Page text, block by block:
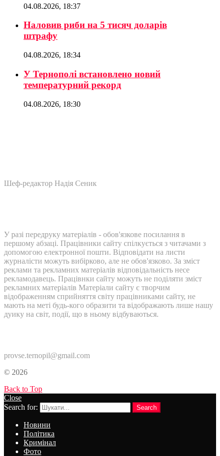
04.08.2026, 18:37
Наловив риби на 5 тисяч доларів
штрафу
04.08.2026, 18:34
У Тернополі встановлено новий
температурний рекорд
04.08.2026, 18:30
Шеф-редактор Надія Сеник
У разі передруку матеріалів - обов'язкове посилання в
першому абзаці. Працівники сайту спілкується з читачами з
допомогою електронної пошти. Відповідати на листи
журналісти можуть вибірково, але не обов'язково. За зміст
реклами та рекламних матеріалів відповідальність несе
рекламодавець. Працівнки сайту можуть не поділяти зміст
рекламних матеріалів Матеріали сайту є творчим
відображенням сприйняття світу працівниками сайту, не
мають на меті будь-кого образити та відображають лише нашу
дуику на світ, події, що в ньому відбуваються.
provse.ternopil@gmail.com
© 2026
Back to Top
Close
Search for:
Search
Новини
Політика
Кримінал
Фото